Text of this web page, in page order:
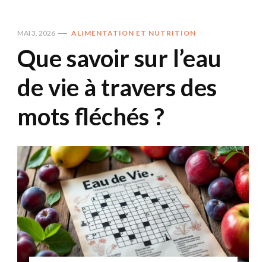
MAI 3, 2026 ALIMENTATION ET NUTRITION
Que savoir sur l’eau
de vie à travers des
mots fléchés ?